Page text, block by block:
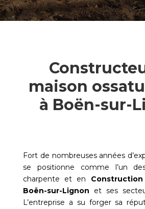
maison
à Boën-sur-
Fort de nombreuses années
se positionne comme l’un
charpente et en
Boën-sur-Lignon et ses
L’entreprise a su forger sa